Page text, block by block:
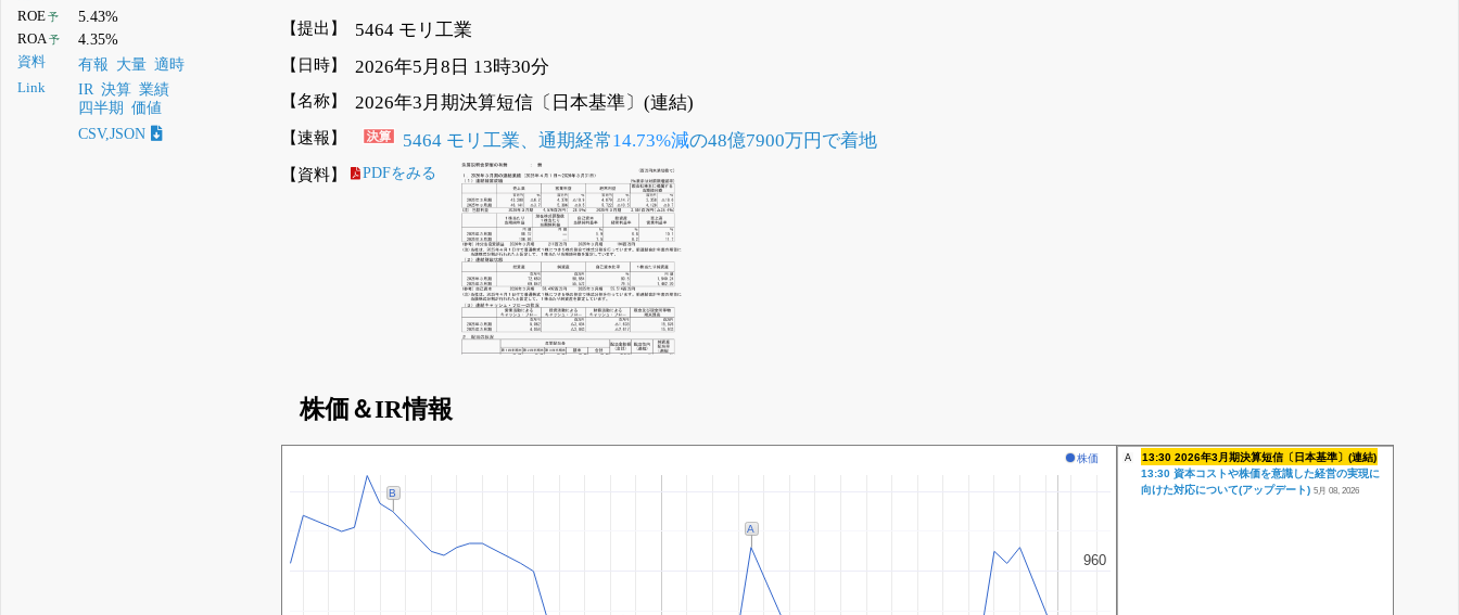
ROE予 5.43%
ROA予 4.35%
資料 有報 大量 適時
Link IR 決算 業績
四半期
価値
CSV,JSON
無料でβ版をはじめる
登録すると永久30%OFFと米株版の先行利用も付きます
【提出】 5464 モリ工業
【日時】 2026年5月8日 13時30分
【名称】 2026年3月期決算短信〔日本基準〕(連結)
【速報】 5464 モリ工業、通期経常14.73%減の48億7900万円で着地
【資料】 PDFをみる
株価＆IR情報
株価
960
960
B
A
A
13:30 2026年3月期決算短信〔日本基準〕(連結)
13:30 資本コストや株価を意識した経営の実現に
向けた対応について(アップデート) 5月 08, 2026